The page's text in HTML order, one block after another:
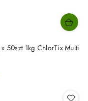
50szt 1kg ChlorTix Multi